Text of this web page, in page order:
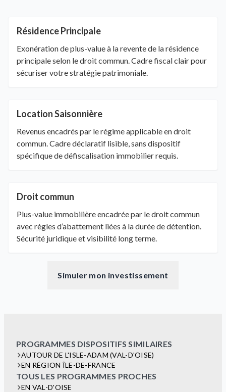
Résidence Principale
Exonération de plus-value à la revente de la résidence
principale selon le droit commun. Cadre fiscal clair pour
sécuriser votre stratégie patrimoniale.
Location Saisonnière
Revenus encadrés par le régime applicable en droit
commun. Cadre déclaratif lisible, sans dispositif
spécifique de défiscalisation immobilier requis.
Droit commun
Plus-value immobilière encadrée par le droit commun
avec règles d’abattement liées à la durée de détention.
Sécurité juridique et visibilité long terme.
Simuler mon investissement
PROGRAMMES DISPOSITIFS SIMILAIRES
AUTOUR DE L'ISLE-ADAM (VAL-D'OISE)
EN RÉGION ÎLE-DE-FRANCE
TOUS LES PROGRAMMES PROCHES
EN VAL-D'OISE